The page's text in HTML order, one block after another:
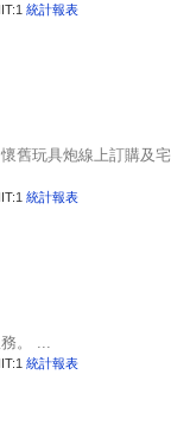
統計報表
舊玩具炮線上訂購及宅
統計報表
。 ...
統計報表